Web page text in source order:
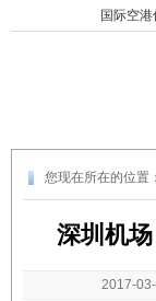
国际空港
您现在所在的位置：
深圳机
2017-